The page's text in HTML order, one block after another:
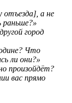
отъезда], а не
раньше?»
город
Что
ли они?»
произойдёт?
вас прямо